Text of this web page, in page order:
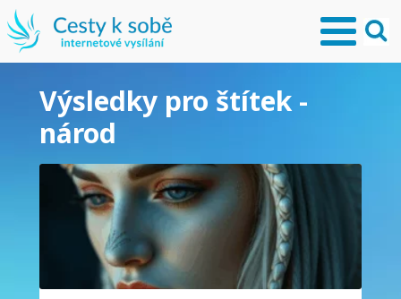
Výsledky pro štítek -
národ